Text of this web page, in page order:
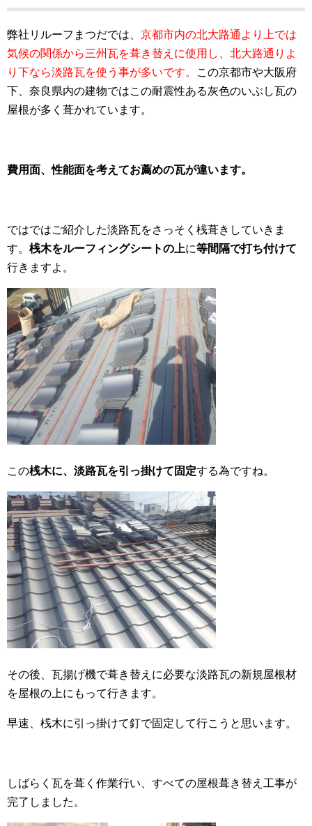
弊社リルーフまつだでは、 京都市内の北大路通より上では
気候の関係から三州瓦を葺き替えに使用し、北大路通りよ
り下なら淡路瓦を使う事が多いです。
この京都市や大阪府
下、奈良県内の建物ではこの耐震性ある灰色のいぶし瓦の
屋根が多く葺かれています。
費用面、性能面を考えてお薦めの瓦が違います。
ではではご紹介した淡路瓦をさっそく桟葺きしていきま
す。 桟木をルーフィングシートの上に等間隔で打ち付けて
行きますよ。
この桟木に、淡路瓦を引っ掛けて固定する為ですね。
その後、瓦揚げ機で葺き替えに必要な淡路瓦の新規屋根材
を屋根の上にもって行きます。
早速、桟木に引っ掛けて釘で固定して行こうと思います。
しばらく瓦を葺く作業行い、すべての屋根葺き替え工事が
完了しました。